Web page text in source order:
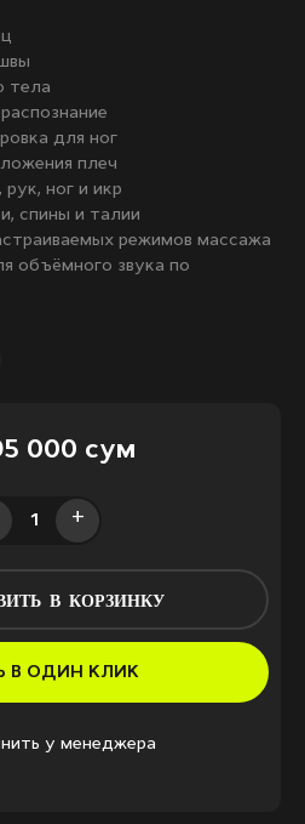
тела
для ног
плеч
ног и икр
спины и талии
режимов массажа
объёмного звука по
000 сум
+
у менеджера
В КОРЗИНКУ
В ОДИН КЛИК